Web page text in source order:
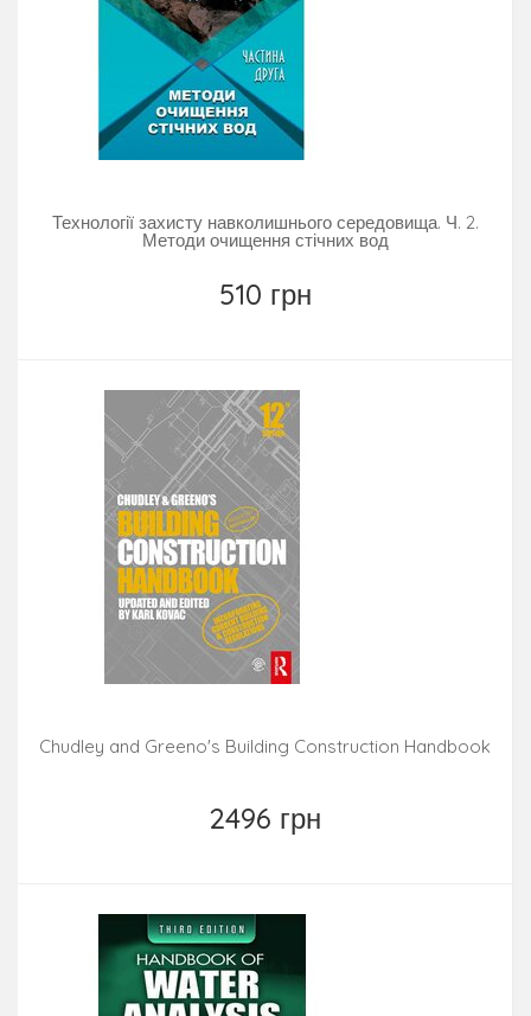
Технології захисту навколишнього середовища. Ч. 2.
Методи очищення стічних вод
510 грн
Chudley and Greeno's Building Construction Handbook
2496 грн